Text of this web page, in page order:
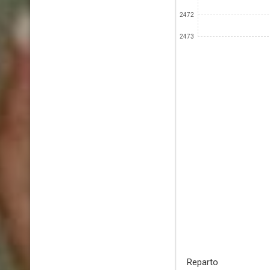
2472
2473
Reparto